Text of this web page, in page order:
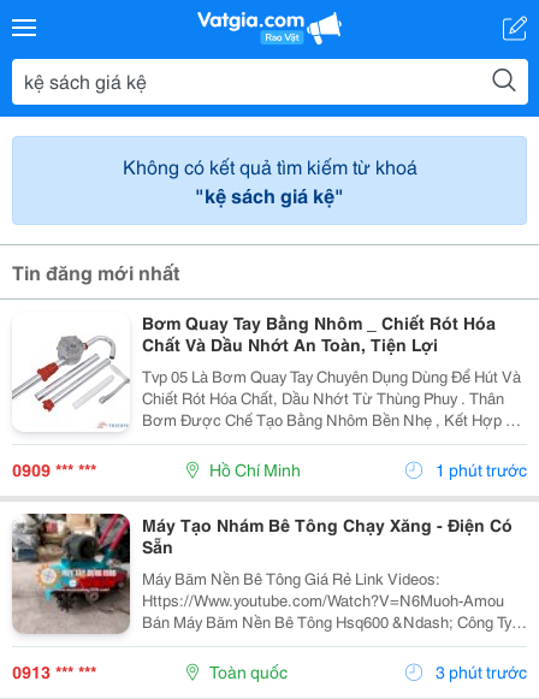
Không có kết quả tìm kiếm từ khoá
"kệ sách giá kệ"
Tin đăng mới nhất
Bơm Quay Tay Bằng Nhôm _ Chiết Rót Hóa
Chất Và Dầu Nhớt An Toàn, Tiện Lợi
Tvp 05 Là Bơm Quay Tay Chuyên Dụng Dùng Để Hút Và
Chiết Rót Hóa Chất, Dầu Nhớt Từ Thùng Phuy . Thân
Bơm Được Chế Tạo Bằng Nhôm Bền Nhẹ , Kết Hợp Cơ
Chế Quay Tay 360&Deg; Giúp Vận Hành Êm, Thao Tác
Dễ Dàng Và Không Cần Sử Dụng Nguồn Điện. Thông
0909 *** *** Hồ Chí Minh 1 phút trước
Máy Tạo Nhám Bê Tông Chạy Xăng - Điện Có
Sẵn
Máy Băm Nền Bê Tông Giá Rẻ Link Videos:
Https://Www.youtube.com/Watch?V=N6Muoh-Amou
Bán Máy Băm Nền Bê Tông Hsq600 &Ndash; Công Ty
Tnhh Thương Mại Và Xây Dựng Toto Việt Nam Giới
Thiệu Và Báo Giá Các Thiết Bị Máy Băm Nền Bê Tông
Cho Các Công...
0913 *** *** Toàn quốc 3 phút trước